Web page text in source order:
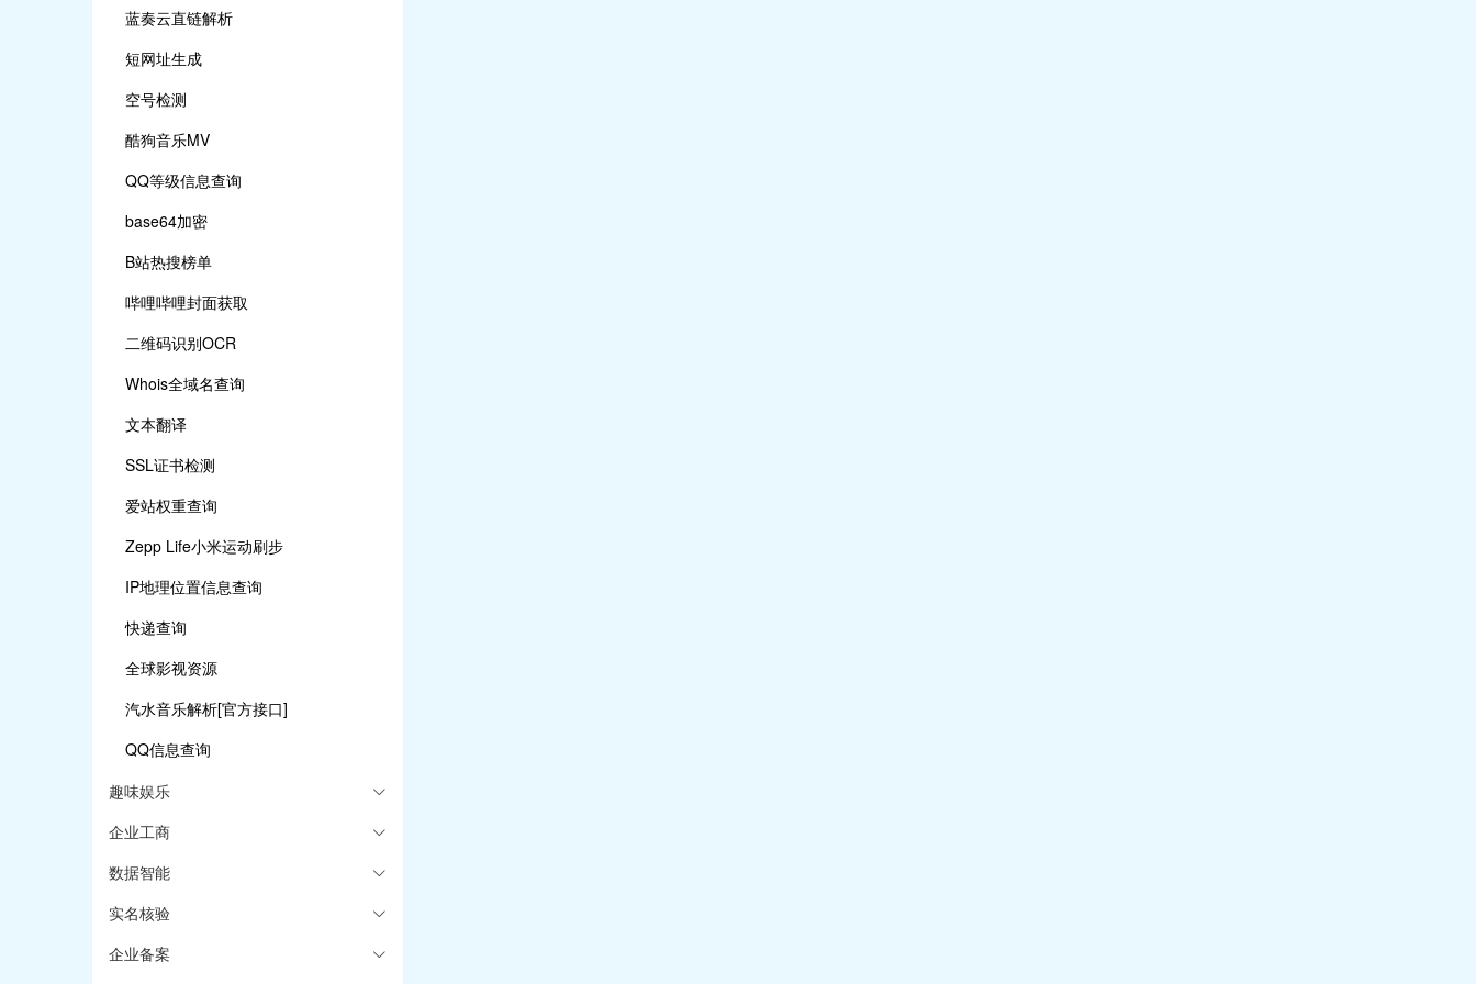
蓝奏云直链解析
短网址生成
空号检测
酷狗音乐MV
QQ等级信息查询
base64加密
B站热搜榜单
哔哩哔哩封面获取
二维码识别OCR
Whois全域名查询
文本翻译
SSL证书检测
爱站权重查询
Zepp Life小米运动刷步
IP地理位置信息查询
快递查询
全球影视资源
汽水音乐解析[官方接口]
QQ信息查询
趣味娱乐
企业工商
数据智能
实名核验
企业备案